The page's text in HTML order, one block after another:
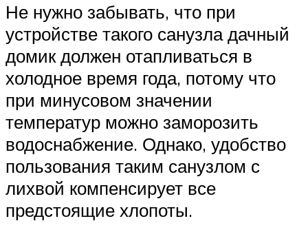
Не нужно забывать, что при
устройстве такого санузла дачный
домик должен отапливаться в
холодное время года, потому что
при минусовом значении
температур можно заморозить
водоснабжение. Однако, удобство
пользования таким санузлом с
лихвой компенсирует все
предстоящие хлопоты.